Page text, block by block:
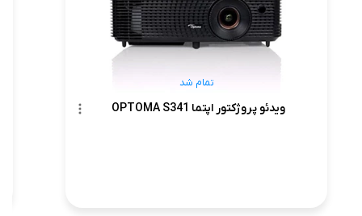
ویدئو پروژکتور اپتما OPTOMA S341
تمام شد